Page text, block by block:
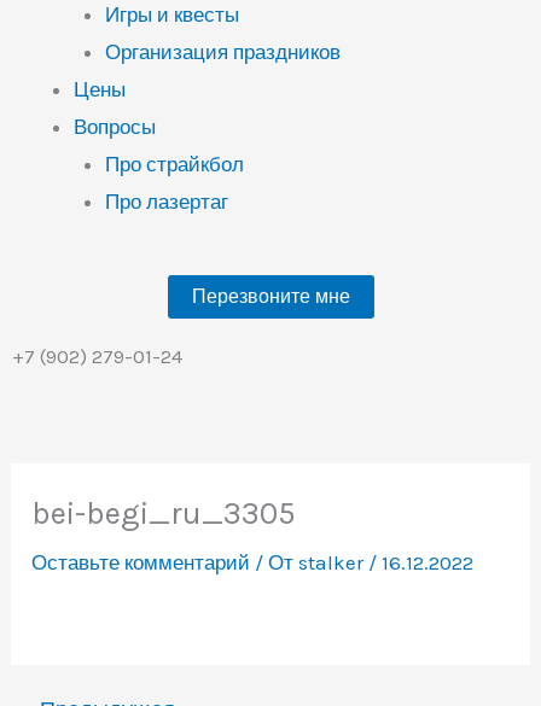
Игры и квесты
Организация праздников
Цены
Вопросы
Про страйкбол
Про лазертаг
Перезвоните мне
+7 (902) 279-01-24
bei-begi_ru_3305
Оставьте комментарий / Отstalker / 16.12.2022